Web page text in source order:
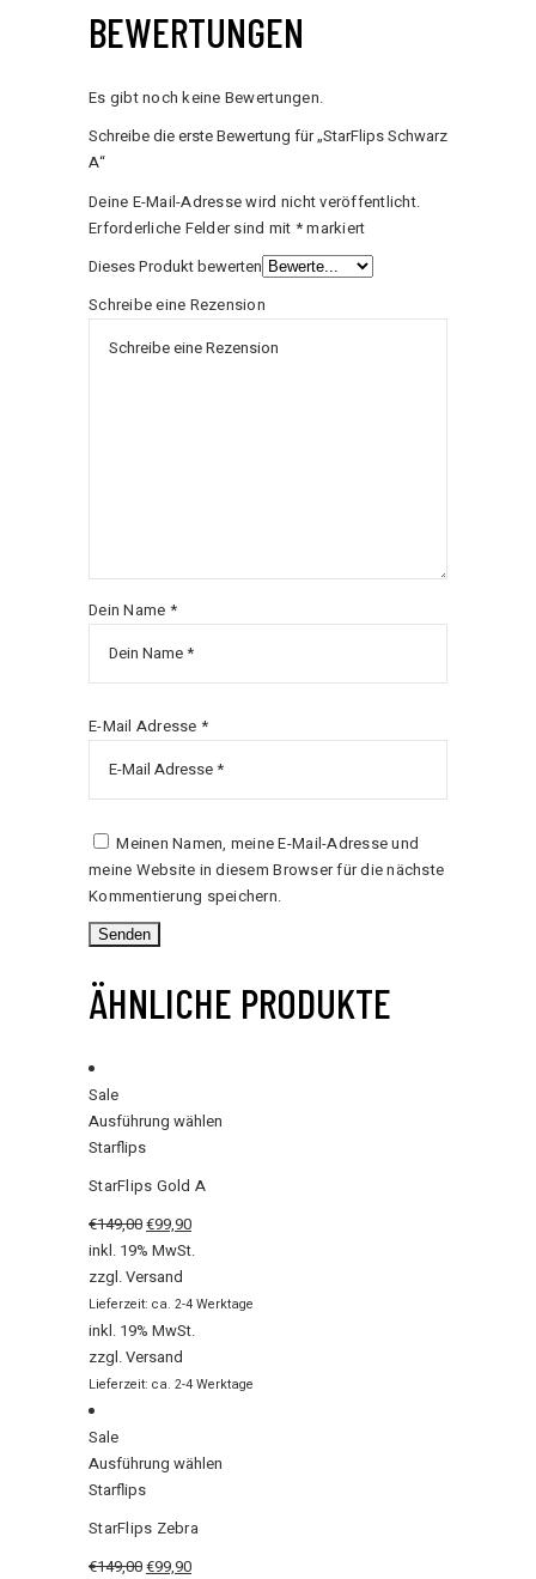
BEWERTUNGEN
Es gibt noch keine Bewertungen.
Schreibe die erste Bewertung für „StarFlips Schwarz
A“
Deine E-Mail-Adresse wird nicht veröffentlicht.
Erforderliche Felder sind mit *markiert
Dieses Produkt bewerten
Schreibe eine Rezension
Dein Name *
E-Mail Adresse *
Meinen Namen, meine E-Mail-Adresse und
meine Website in diesem Browser für die nächste
Kommentierung speichern.
ÄHNLICHE PRODUKTE
Sale
Ausführung wählen
Starflips
StarFlips Gold A
€149,00€99,90
inkl. 19% MwSt.
zzgl.Versand
Lieferzeit: ca. 2-4 Werktage
inkl. 19% MwSt.
zzgl.Versand
Lieferzeit: ca. 2-4 Werktage
Sale
Ausführung wählen
Starflips
StarFlips Zebra
€149,00€99,90